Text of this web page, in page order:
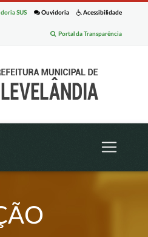
Acessibilidade
Ouvidoria
SUS
Portal da Transparência